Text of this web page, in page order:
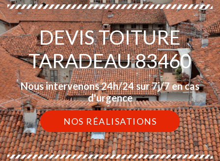
DEVIS TOITURE
TARADEAU 83460
Nous intervenons 24h/24 sur 7j/7 en cas
d'urgence
NOS RÉALISATIONS